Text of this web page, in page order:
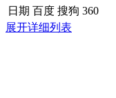
日期 百度 搜狗 360
展开详细列表